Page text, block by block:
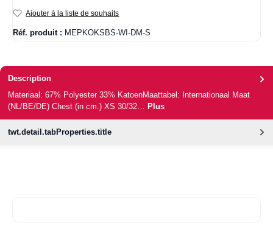
Ajouter à la liste de souhaits
Réf. produit : MEPKOKSBS-WI-DM-S
Description
Materiaal: 67% Polyester 33% KatoenMaattabel: Internationaal Maat
(NL/BE/DE) Chest (in cm.) XS 30/32…
Plus
twt.detail.tabProperties.title